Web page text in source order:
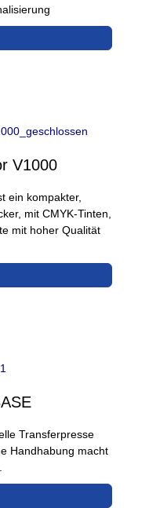
V1000
ein kompakter,
mit CMYK-Tinten,
mit hoher Qualität
Transferpresse
Handhabung macht